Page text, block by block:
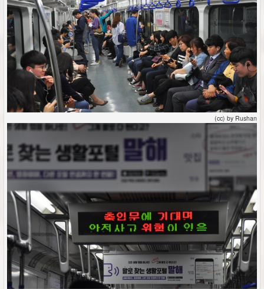
(cc) by Rushan